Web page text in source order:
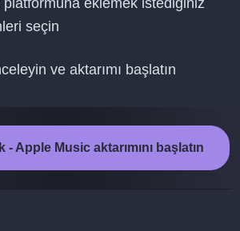
eklemek istediğiniz
seçin
ve aktarımı başlatın
- Apple Music aktarımını başlatın